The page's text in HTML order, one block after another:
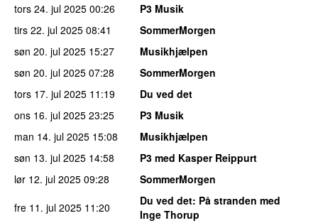
tors 24. jul 2025 00:26
P3 Musik
tirs 22. jul 2025 08:41
SommerMorgen
søn 20. jul 2025 15:27
Musikhjælpen
søn 20. jul 2025 07:28
SommerMorgen
tors 17. jul 2025 11:19
Du ved det
ons 16. jul 2025 23:25
P3 Musik
man 14. jul 2025 15:08
Musikhjælpen
søn 13. jul 2025 14:58
P3 med Kasper Reippurt
lør 12. jul 2025 09:28
SommerMorgen
fre 11. jul 2025 11:20 Du ved det: På stranden med
Inge Thorup